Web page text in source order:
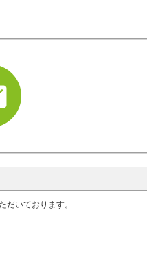
だいております。